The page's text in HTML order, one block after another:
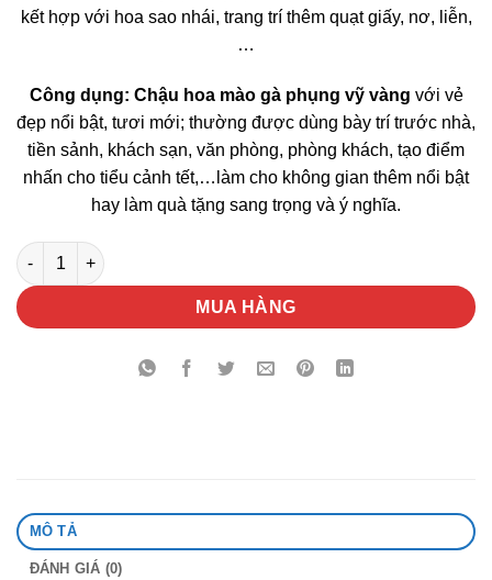
kết hợp với hoa sao nhái, trang trí thêm quạt giấy, nơ, liễn,
…
Công dụng: Chậu hoa mào gà phụng vỹ vàng với vẻ
đẹp nổi bật, tươi mới; thường được dùng bày trí trước nhà,
tiền sảnh, khách sạn, văn phòng, phòng khách, tạo điểm
nhấn cho tiểu cảnh tết,…làm cho không gian thêm nổi bật
hay làm quà tặng sang trọng và ý nghĩa.
Chậu Hoa Mào Gà Phụng Vỹ Vàng số lượng
MUA HÀNG
MÔ TẢ
ĐÁNH GIÁ (0)